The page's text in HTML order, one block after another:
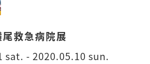
救急病院展
sat. - 2020.05.10 sun.